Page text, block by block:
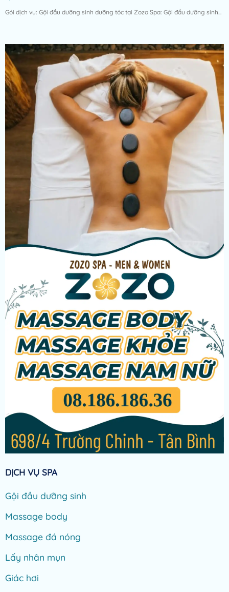
Gói dịch vụ: Gội đầu dưỡng sinh dưỡng tóc tại Zozo Spa: Gội đầu dưỡng sinh...
DỊCH VỤ SPA
Gội đầu dưỡng sinh
Massage body
Massage đá nóng
Lấy nhân mụn
Giác hơi